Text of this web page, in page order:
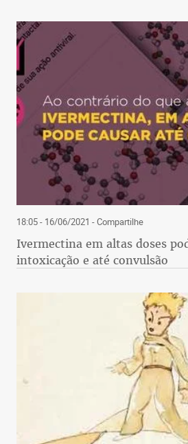
18:05 - 16/06/2021 - Compartilhe
Ivermectina em altas doses
intoxicação e até convulsão